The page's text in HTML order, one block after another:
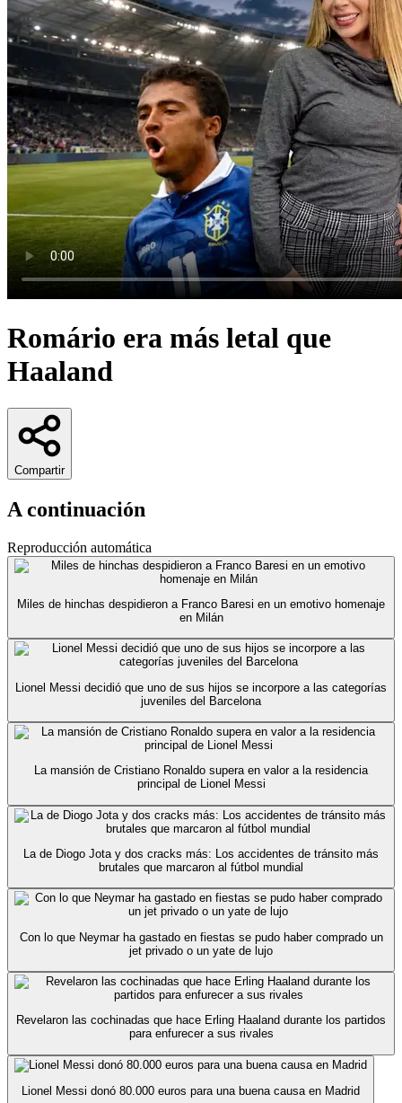
Romário era más letal que
Haaland
Compartir
A continuación
Reproducción automática
Miles de hinchas despidieron a Franco Baresi en un emotivo homenaje
en Milán
Lionel Messi decidió que uno de sus hijos se incorpore a las categorías
juveniles del Barcelona
La mansión de Cristiano Ronaldo supera en valor a la residencia
principal de Lionel Messi
La de Diogo Jota y dos cracks más: Los accidentes de tránsito más
brutales que marcaron al fútbol mundial
Con lo que Neymar ha gastado en fiestas se pudo haber comprado un
jet privado o un yate de lujo
Revelaron las cochinadas que hace Erling Haaland durante los partidos
para enfurecer a sus rivales
Lionel Messi donó 80.000 euros para una buena causa en Madrid